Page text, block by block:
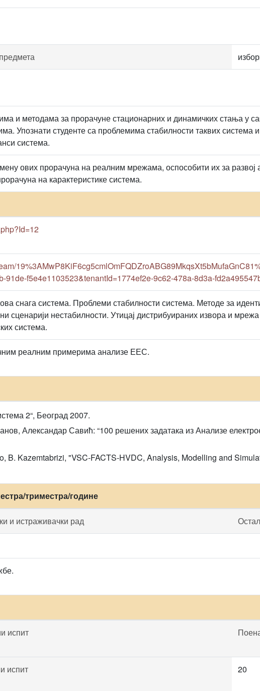
и методама за прорачуне стационарних и динамичких стања у
Упознати студенте са проблемима стабилности таквих
система.
ових прорачуна на реалним мрежама, оспособити их за развој
на карактеристике система.
91de-f5e4e1103523&tenantId=1774ef2e-9c62-478a-8d3a-
снага система. Проблеми стабилности система. Методе за
сценарији нестабилности. Утицај дистрибуираних извора и
система.
реалним примерима анализе ЕЕС.
2“, Београд 2007.
Александар Савић: “100 решених задатака из Анализе
B. Kazemtabrizi, "VSC-FACTS-HVDC, Analysis, Modelling and
триместра/године
и истраживачки рад
испит
испит 20